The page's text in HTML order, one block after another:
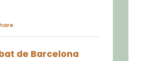
de Barcelona